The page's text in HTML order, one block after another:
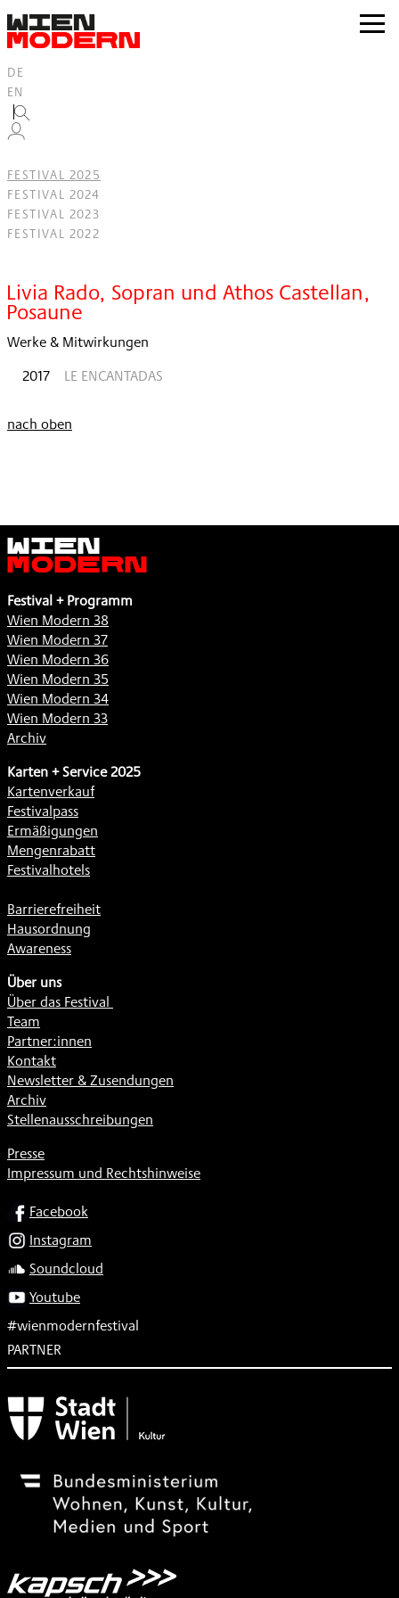
springen
zur
DE
EN
FESTIVAL 2025
FESTIVAL 2024
FESTIVAL 2023
FESTIVAL 2022
Livia Rado, Sopran und Athos Castellan,
Posaune
Werke & Mitwirkungen
2017
LE ENCANTADAS
nach oben
Wien
Modern
Festival + Programm
Wien Modern 38
Wien Modern 37
Wien Modern 36
Wien Modern 35
Wien Modern 34
Wien Modern 33
Archiv
Karten + Service 2025
Kartenverkauf
Festivalpass
Ermäßigungen
Mengenrabatt
Festivalhotels
Barrierefreiheit
Hausordnung
Awareness
Über uns
Über das Festival
Team
Partner:innen
Kontakt
Newsletter & Zusendungen
Archiv
Stellenausschreibungen
Presse
Impressum und Rechtshinweise
SOCIALFacebook
Instagram
Soundcloud
Youtube
#wienmodernfestival
PARTNER
Subventionsgeber